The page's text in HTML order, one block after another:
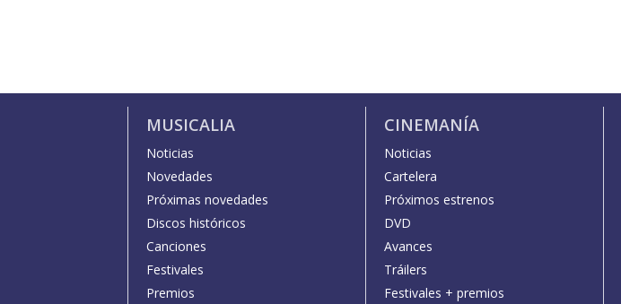
MUSICALIA
Noticias
Novedades
Próximas novedades
Discos históricos
Canciones
Festivales
Premios
CINEMANÍA
Noticias
Cartelera
Próximos estrenos
DVD
Avances
Tráilers
Festivales + premios